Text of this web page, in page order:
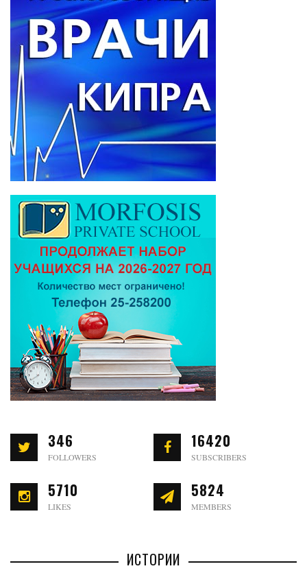
346
FOLLOWERS
16420
SUBSCRIBERS
5710
LIKES
5824
MEMBERS
ИСТОРИИ